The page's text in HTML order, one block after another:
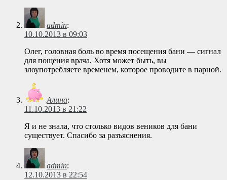
admin:
10.10.2013 в 09:03
Олег, головная боль во время посещения бани — сигнал
для пощения врача. Хотя может быть, вы
злоупотребляете временем, которое проводите в парной.
Алина:
11.10.2013 в 21:22
Я и не знала, что столько видов веников для бани
существует. Спасибо за разъяснения.
admin:
12.10.2013 в 22:54